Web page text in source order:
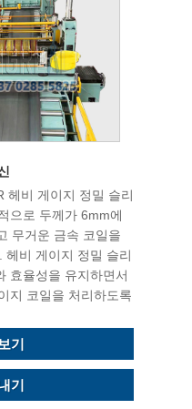
헤비 게이지 정밀 슬리
으로 두께가 6mm에
무거운 금속 코일을
헤비 게이지 정밀 슬리
효율성을 유지하면서
지 코일을 처리하도록
기
기